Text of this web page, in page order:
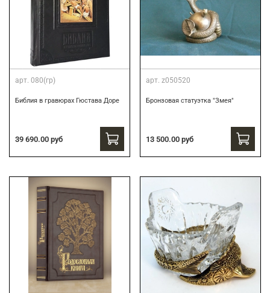
арт. 080(гр)
Библия в гравюрах Гюстава Доре
39 690.00 руб
арт. z050520
Бронзовая статуэтка "Змея"
13 500.00 руб